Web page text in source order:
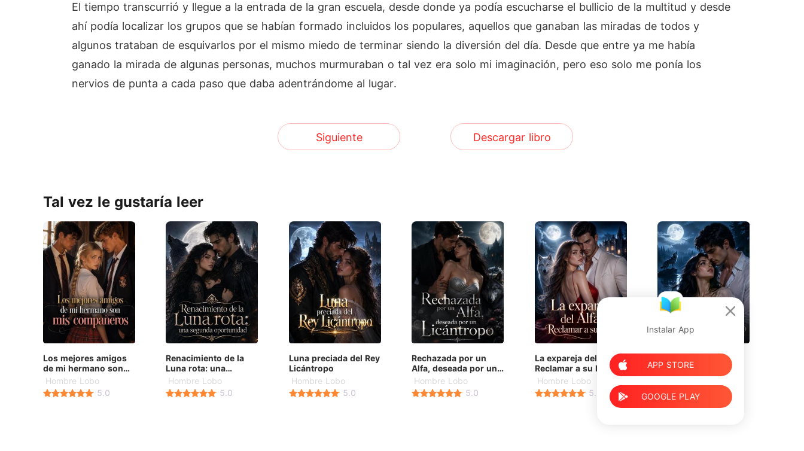
El tiempo transcurrió y llegue a la entrada de la gran escuela, desde donde ya podía escucharse el bullicio de la multitud y desde
ahí podía localizar los grupos que se habían formado incluidos los populares, aquellos que ganaban las miradas de todos y
algunos trataban de esquivarlos por el mismo miedo de terminar siendo la diversión del día. Desde que entre ya me había
ganado la mirada de algunas personas, muchos murmuraban o tal vez era solo mi imaginación, pero eso solo me ponía los
nervios de punta a cada paso que daba adentrándome al lugar.
Siguiente Descargar libro
Tal vez le gustaría leer
Los mejores amigos
de mi hermano son
mis compañeros
Hombre Lobo
5.0
Renacimiento de la
Luna rota: una
segunda oportunidad
Hombre Lobo
5.0
Luna preciada del Rey
Licántropo
Hombre Lobo
5.0
Rechazada por un
Alfa, deseada por un
Licántropo
Hombre Lobo
5.0
La expareja del Alfa:
Reclamar a su Luna
Hombre Lobo
5.0
regordeta
Instalar App
APP STORE
GOOGLE PLAY